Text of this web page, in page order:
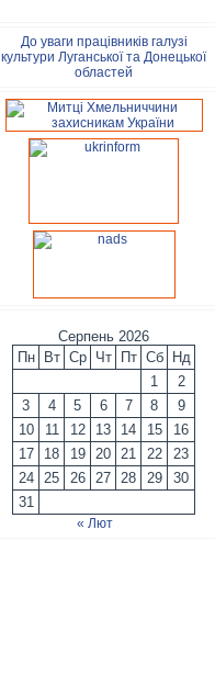
До уваги працівників галузі
культури Луганської та Донецької
областей
Серпень 2026
Пн
Вт Ср Чт Пт Сб
Нд
1
2
3
4 5 6 7 8
9
10
11 12 13 14 15
16
17
18 19 20 21 22
23
24
25 26 27 28 29
30
31
« Лют